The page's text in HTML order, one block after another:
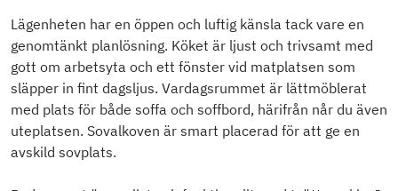
Lägenheten har en öppen och luftig känsla tack vare en
genomtänkt planlösning. Köket är ljust och trivsamt med
gott om arbetsyta och ett fönster vid matplatsen som
släpper in fint dagsljus. Vardagsrummet är lättmöblerat
med plats för både soffa och soffbord, härifrån når du även
uteplatsen. Sovalkoven är smart placerad för att ge en
avskild sovplats.